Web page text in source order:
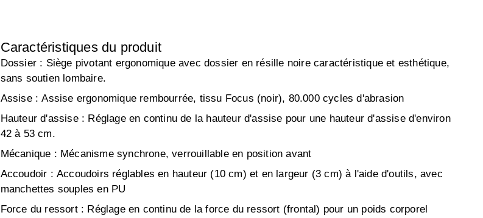
Caractéristiques du produit
Dossier : Siège pivotant ergonomique avec dossier en résille noire caractéristique et esthétique,
sans soutien lombaire.
Assise :Assise ergonomique rembourrée, tissu Focus (noir), 80.000 cycles d'abrasion
Hauteur d'assise : Réglage en continu de la hauteur d'assise pour une hauteur d'assise d'environ
42 à 53 cm.
Mécanique : Mécanisme synchrone, verrouillable en position avant
Accoudoir : Accoudoirs réglables en hauteur (10 cm) et en largeur (3 cm) à l'aide d'outils, avec
manchettes souples en PU
Force du ressort : Réglage en continu de la force du ressort (frontal) pour un poids corporel